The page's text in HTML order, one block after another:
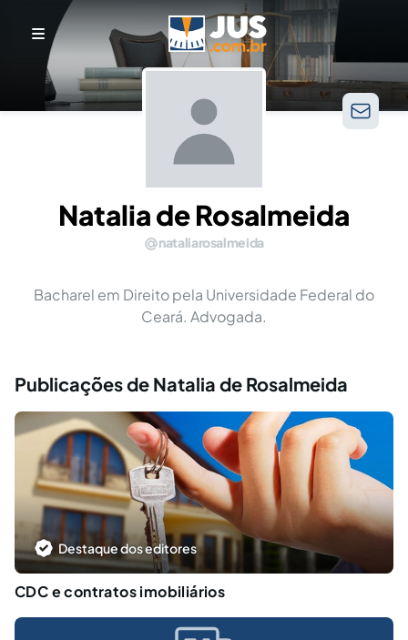
Natalia de Rosalmeida
nataliarosalmeida
Bacharel em Direito pela Universidade Federal do
Ceará. Advogada.
Publicações de Natalia de Rosalmeida
Destaque dos editores
CDC e contratos imobiliários